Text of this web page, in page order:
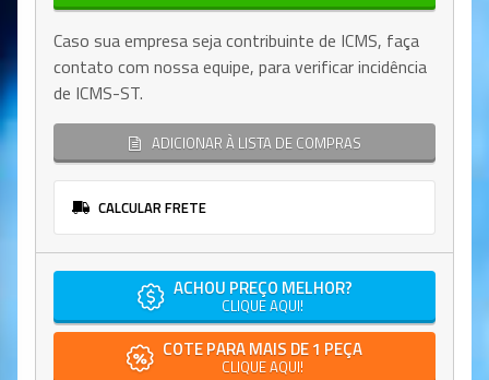
Caso sua empresa seja contribuinte de ICMS, faça
contato com nossa equipe, para verificar incidência
de ICMS-ST.
ADICIONAR À LISTA DE COMPRAS
CALCULAR FRETE
ACHOU PREÇO MELHOR?
CLIQUE AQUI!
COTE PARA MAIS DE 1 PEÇA
CLIQUE AQUI!